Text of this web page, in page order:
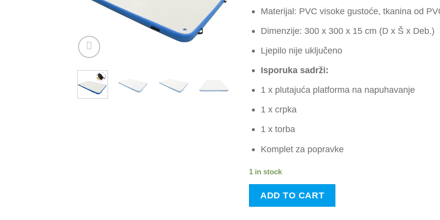
Materijal: PVC visoke gustoće, tkanina od
Dimenzije: 300 x 300 x 15 cm (D x Š x Deb.)
Ljepilo nije uključeno
Isporuka sadrži:
1 x plutajuća platforma na napuhavanje
1 x crpka
1 x torba
Komplet za popravke
1 in stock
ADD TO CART